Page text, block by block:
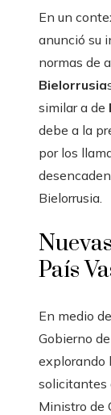
En un
anunció su
normas de
Bielorrusia
similar a de
debe a la
por los
Bielorrusia.
País
En medio
Gobierno de
explorando
solicitantes
Ministro de